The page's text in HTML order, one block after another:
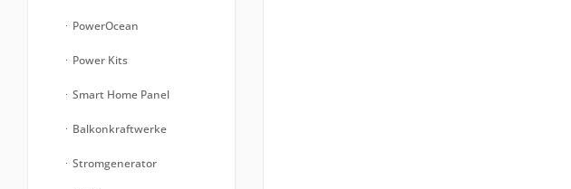
PowerOcean
Power Kits
Smart Home Panel
Balkonkraftwerke
Stromgenerator